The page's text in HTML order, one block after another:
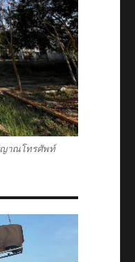
ญาณโทรศัพท์